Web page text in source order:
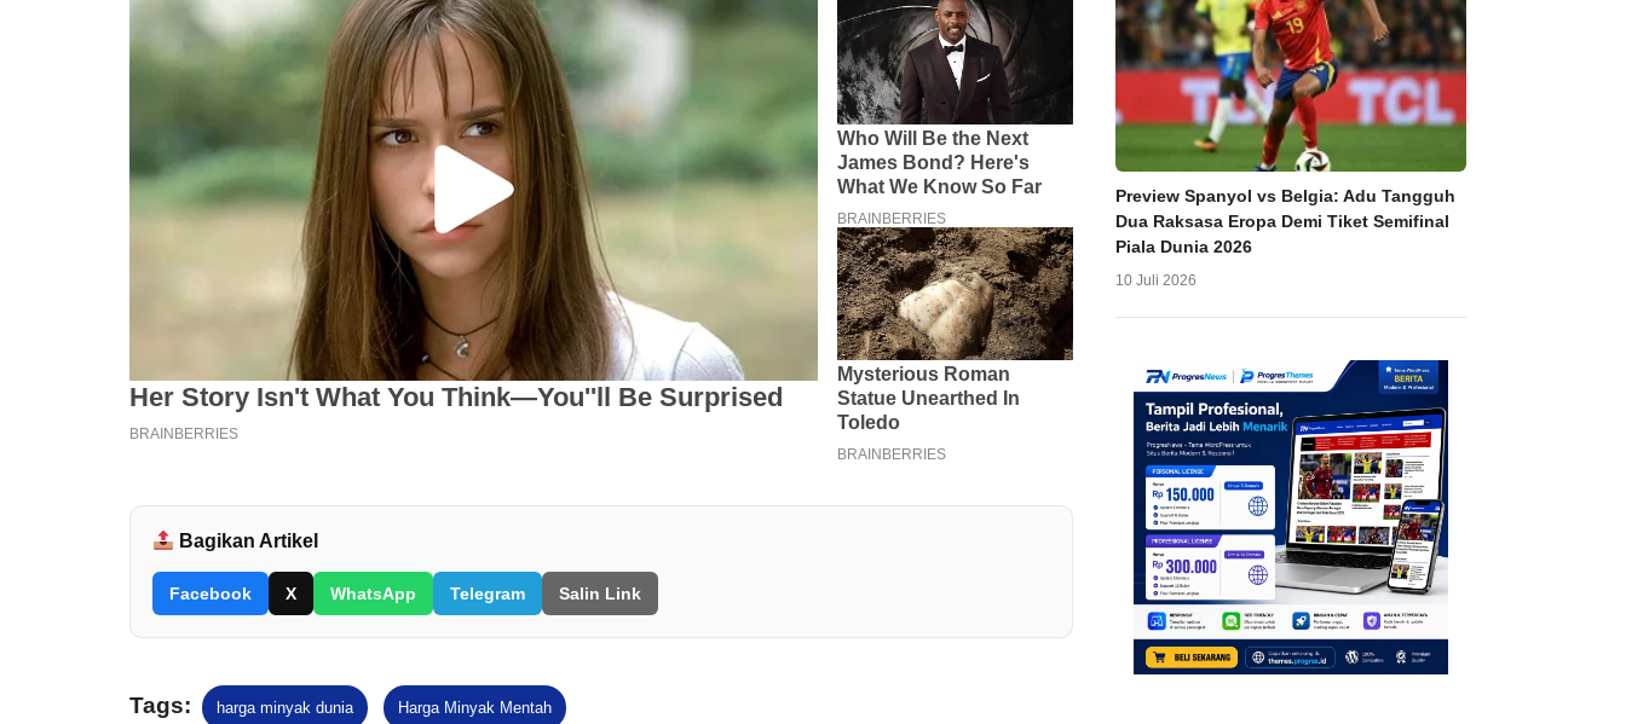
Bagikan Artikel
Facebook X WhatsApp Telegram Salin Link
Tags: harga minyak dunia Harga Minyak Mentah
Preview Spanyol vs Belgia: Adu Tangguh
Dua Raksasa Eropa Demi Tiket Semifinal
Piala Dunia 2026
10 Juli 2026